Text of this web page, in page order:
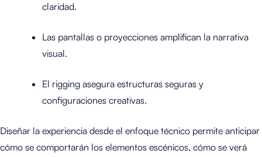
claridad.
Las pantallas o proyecciones amplifican la narrativa
visual.
El rigging asegura estructuras seguras y
configuraciones creativas.
Diseñar la experiencia desde el enfoque técnico permite anticipar
cómo se comportarán los elementos escénicos, cómo se verá